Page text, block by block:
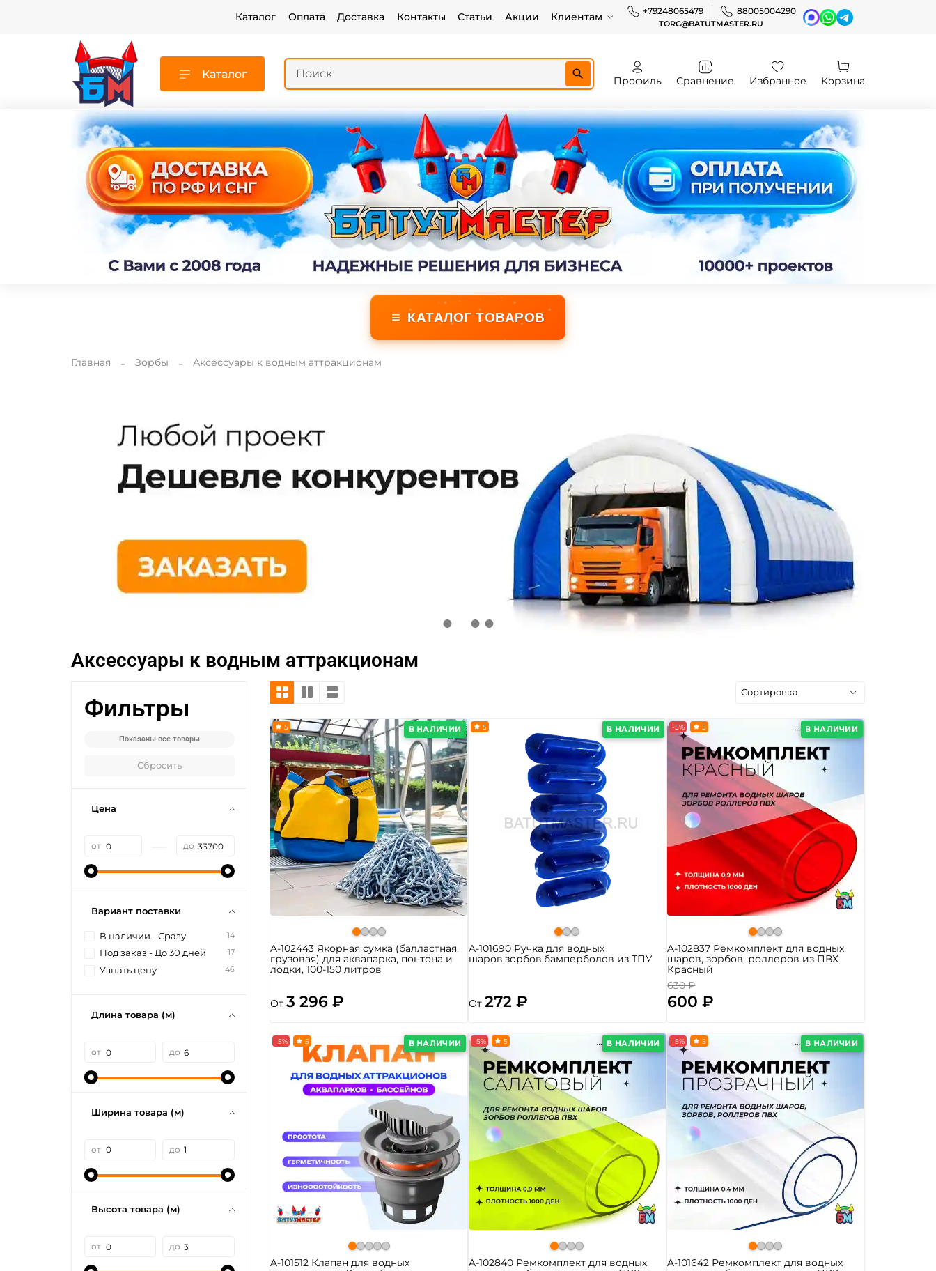
Каталог Оплата Доставка Контакты Статьи Акции Клиентам +79248065479 88005004290
TORG@BATUTMASTER.RU
Каталог
Профиль Сравнение Избранное Корзина
≡ КАТАЛОГ ТОВАРОВ
Главная Зорбы Аксессуары к водным аттракционам
Аксессуары к водным аттракционам
В НАЛИЧИИ
5
A-102443 Якорная сумка (балластная,
грузовая) для аквапарка, понтона и
лодки, 100-150 литров
От 3 296 ₽
В НАЛИЧИИ
5
A-101690 Ручка для водных
шаров,зорбов,бамперболов из ТПУ
От 272 ₽
В НАЛИЧИИ
-5% 5
A-102837 Ремкомплект для водных
шаров, зорбов, роллеров из ПВХ
Красный
630 ₽
600 ₽
В НАЛИЧИИ
-5% 5
A-101512 Клапан для водных
В НАЛИЧИИ
-5% 5
A-102840 Ремкомплект для водных
В НАЛИЧИИ
-5% 5
A-101642 Ремкомплект для водных
Фильтры
Показаны все товары
Сбросить
Цена
от до
Вариант поставки
В наличии - Сразу 14
Под заказ - До 30 дней 17
Узнать цену 46
Длина товара (м)
от до
Ширина товара (м)
от до
Высота товара (м)
от до